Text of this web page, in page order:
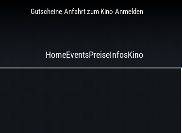
Gutscheine Anfahrt zum Kino Anmelden
HomeEventsPreiseInfosKino